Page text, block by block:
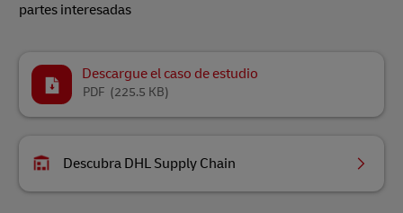
partes interesadas
Descargue el caso de estudio
(225.5 KB)
PDF
Descubra DHL Supply Chain